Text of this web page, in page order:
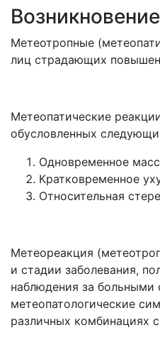
Метеотропные
лиц страдающих
Метеопатические
обусловленных
Одновременное
Кратковременное
Относительная
Метеореакция
и стадии заболевания,
наблюдения за больными
метеопатологические
различных комбинациях